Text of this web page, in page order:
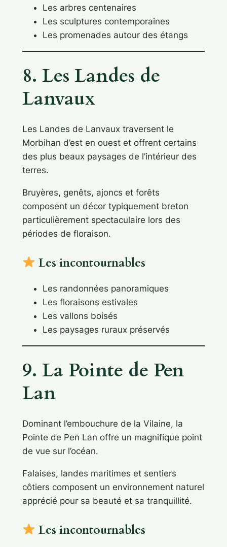
Les arbres centenaires
Les sculptures contemporaines
Les promenades autour des étangs
8. Les Landes de
Lanvaux
Les Landes de Lanvaux traversent le
Morbihan d’est en ouest et offrent certains
des plus beaux paysages de l’intérieur des
terres.
Bruyères, genêts, ajoncs et forêts
composent un décor typiquement breton
particulièrement spectaculaire lors des
périodes de floraison.
Les incontournables
Les randonnées panoramiques
Les floraisons estivales
Les vallons boisés
Les paysages ruraux préservés
9. La Pointe de Pen
Lan
Dominant l’embouchure de la Vilaine, la
Pointe de Pen Lan offre un magnifique point
de vue sur l’océan.
Falaises, landes maritimes et sentiers
côtiers composent un environnement naturel
apprécié pour sa beauté et sa tranquillité.
Les incontournables